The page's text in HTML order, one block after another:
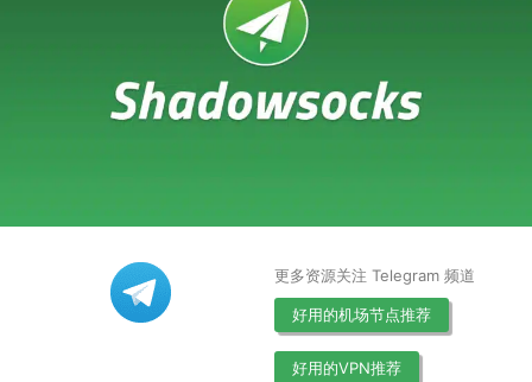
更多资源关注 Telegram 频道
好用的机场节点推荐
好用的VPN推荐